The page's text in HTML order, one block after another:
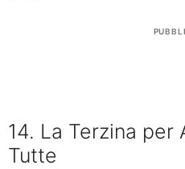
14. La Terzina per
Tutte